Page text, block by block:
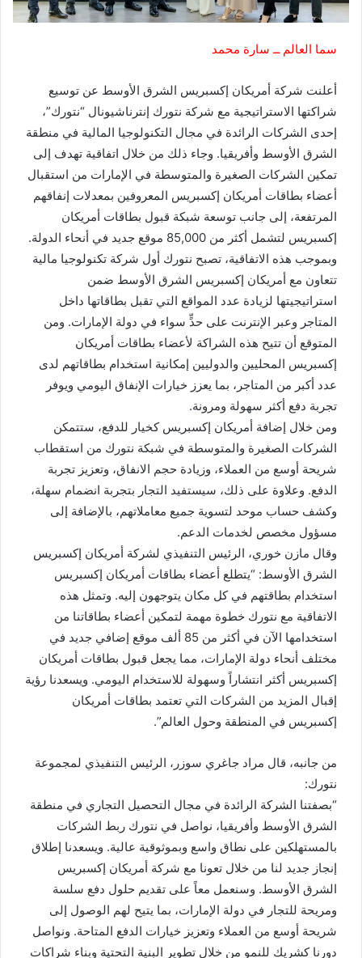
سما العالم ــ سارة محمد
أعلنت شركة أمريكان إكسبريس الشرق الأوسط عن توسيع
شراكتها الاستراتيجية مع شركة نتورك إنترناشيونال “نتورك”،
إحدى الشركات الرائدة في مجال التكنولوجيا المالية في منطقة
الشرق الأوسط وأفريقيا. وجاء ذلك من خلال اتفاقية تهدف إلى
تمكين الشركات الصغيرة والمتوسطة في الإمارات من استقبال
أعضاء بطاقات أمريكان إكسبريس المعروفين بمعدلات إنفاقهم
المرتفعة، إلى جانب توسعة شبكة قبول بطاقات أمريكان
إكسبريس لتشمل أكثر من 85,000 موقع جديد في أنحاء الدولة.
وبموجب هذه الاتفاقية، تصبح نتورك أول شركة تكنولوجيا مالية
تتعاون مع أمريكان إكسبريس الشرق الأوسط ضمن
استراتيجيتها لزيادة عدد المواقع التي تقبل بطاقاتها داخل
المتاجر وعبر الإنترنت على حدٍّ سواء في دولة الإمارات. ومن
المتوقع أن تتيح هذه الشراكة لأعضاء بطاقات أمريكان
إكسبريس المحليين والدوليين إمكانية استخدام بطاقاتهم لدى
عدد أكبر من المتاجر، بما يعزز خيارات الإنفاق اليومي ويوفر
تجربة دفع أكثر سهولة ومرونة.
ومن خلال إضافة أمريكان إكسبريس كخيار للدفع، ستتمكن
الشركات الصغيرة والمتوسطة في شبكة نتورك من استقطاب
شريحة أوسع من العملاء، وزيادة حجم الانفاق، وتعزيز تجربة
الدفع. وعلاوة على ذلك، سيستفيد التجار بتجربة انضمام سهلة،
وكشف حساب موحد لتسوية جميع معاملاتهم، بالإضافة إلى
مسؤول مخصص لخدمات الدعم.
وقال مازن خوري، الرئيس التنفيذي لشركة أمريكان إكسبريس
الشرق الأوسط: “يتطلع أعضاء بطاقات أمريكان إكسبريس
استخدام بطاقتهم في كل مكان يتوجهون إليه. وتمثل هذه
الاتفاقية مع نتورك خطوة مهمة لتمكين أعضاء بطاقاتنا من
استخدامها الآن في أكثر من 85 ألف موقع إضافي جديد في
مختلف أنحاء دولة الإمارات، مما يجعل قبول بطاقات أمريكان
إكسبريس أكثر انتشاراً وسهولة للاستخدام اليومي. ويسعدنا رؤية
إقبال المزيد من الشركات التي تعتمد بطاقات أمريكان
إكسبريس في المنطقة وحول العالم”.
من جانبه، قال مراد جاغري سوزر، الرئيس التنفيذي لمجموعة
نتورك:
“بصفتنا الشركة الرائدة في مجال التحصيل التجاري في منطقة
الشرق الأوسط وأفريقيا، نواصل في نتورك ربط الشركات
بالمستهلكين على نطاق واسع وبموثوقية عالية. ويسعدنا إطلاق
إنجاز جديد لنا من خلال تعونا مع شركة أمريكان إكسبريس
الشرق الأوسط. وسنعمل معاً على تقديم حلول دفع سلسة
ومريحة للتجار في دولة الإمارات، بما يتيح لهم الوصول إلى
شريحة أوسع من العملاء وتعزيز خيارات الدفع المتاحة. ونواصل
دورنا كشريك للنمو من خلال تطوير البنية التحتية وبناء شراكات